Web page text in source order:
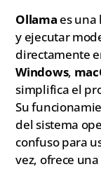
Ollama es
y ejecutar
directamente
Windows,
simplifica el
Su
del sistema
confuso para
vez, ofrece